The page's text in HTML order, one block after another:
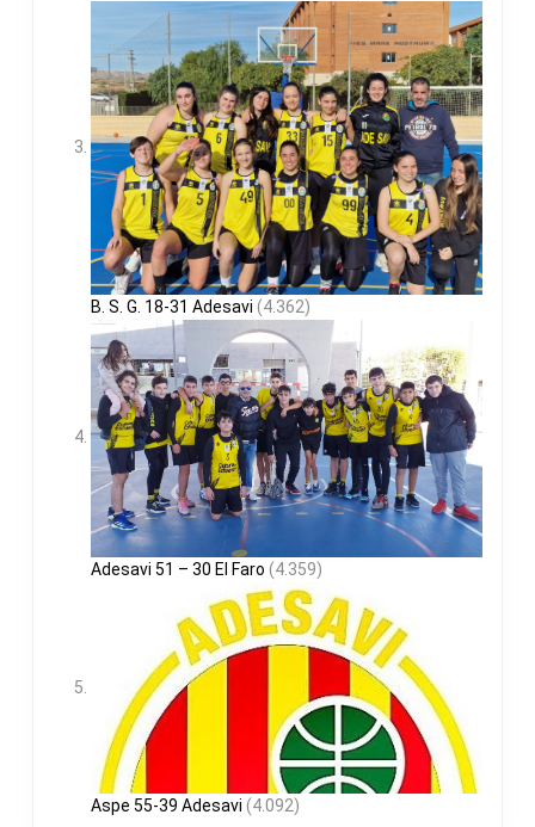
B. S. G. 18-31 Adesavi (4.362)
Adesavi 51 – 30 El Faro (4.359)
Aspe 55-39 Adesavi (4.092)